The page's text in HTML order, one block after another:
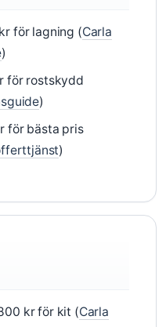
för lagning (Carla
)
för rostskydd
)
för bästa pris
)
kr för kit (Carla